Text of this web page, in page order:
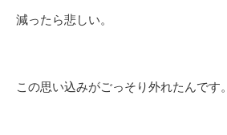
減ったら悲しい。
この思い込みがごっそり外れたんです。